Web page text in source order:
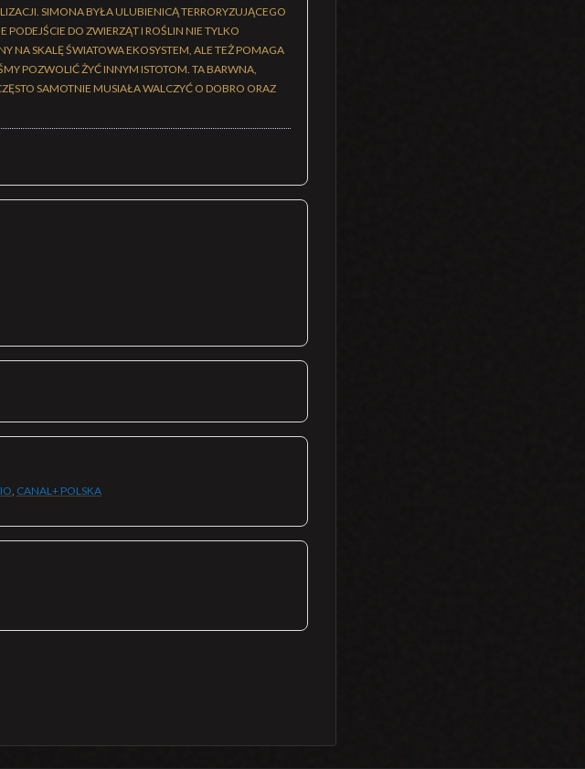
SIMONA BYŁA ULUBIENICĄ TERRORYZUJĄCEGO
DO ZWIERZĄT I ROŚLIN NIE TYLKO
NA SKALĘ ŚWIATOWA EKOSYSTEM, ALE TEŻ POMAGA
POZWOLIĆ ŻYĆ INNYM ISTOTOM. TA BARWNA,
SAMOTNIE MUSIAŁA WALCZYĆ O DOBRO ORAZ
, CANAL+ POLSKA